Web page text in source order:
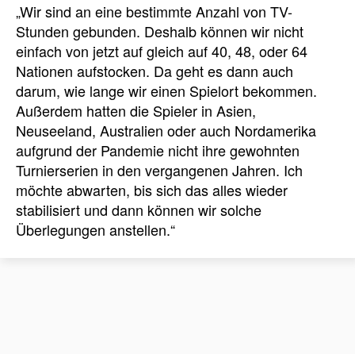
„Wir sind an eine bestimmte Anzahl von TV-
Stunden gebunden. Deshalb können wir nicht
einfach von jetzt auf gleich auf 40, 48, oder 64
Nationen aufstocken. Da geht es dann auch
darum, wie lange wir einen Spielort bekommen.
Außerdem hatten die Spieler in Asien,
Neuseeland, Australien oder auch Nordamerika
aufgrund der Pandemie nicht ihre gewohnten
Turnierserien in den vergangenen Jahren. Ich
möchte abwarten, bis sich das alles wieder
stabilisiert und dann können wir solche
Überlegungen anstellen.“